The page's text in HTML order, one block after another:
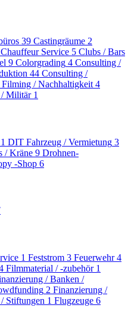
39 Castingräume 2
Chauffeur Service 5 Clubs / Bars
9 Colorgrading 4 Consulting /
44 Consulting /
/ Nachhaltigkeit 4
/ Militär 1
1 DIT Fahrzeug / Vermietung 3
/ Kräne 9 Drohnen-
-Shop 6
1 Feststrom 3 Feuerwehr 4
Filmmaterial / -zubehör 1
/ Banken /
2 Finanzierung /
Stiftungen 1 Flugzeuge 6